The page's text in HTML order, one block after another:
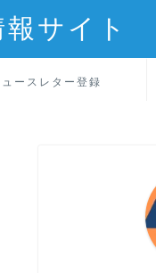
サイト
ュースレター登録